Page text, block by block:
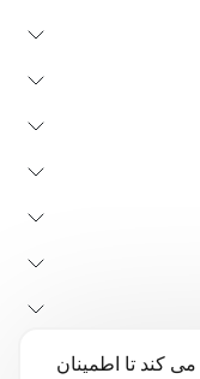
کند تا اطمینان